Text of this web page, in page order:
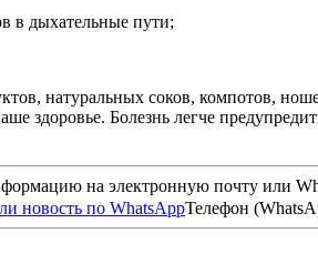
в дыхательные пути;
натуральных соков, компотов,
здоровье. Болезнь легче
на электронную почту или
Телефон